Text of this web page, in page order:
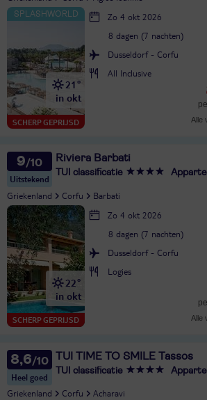
SCHERP GEPRIJSD
21°
in okt
Zo 4 okt 2026
8 dagen (7 nachten)
Dusseldorf - Corfu
All Inclusive
Alle
9
Uitstekend
Riviera Barbati
TUI classificatie
Griekenland Corfu Barbati
SCHERP GEPRIJSD
22°
in okt
Zo 4 okt 2026
8 dagen (7 nachten)
Dusseldorf - Corfu
Logies
Alle
8,6
Heel goed
TUI TIME TO SMILE Tassos
TUI classificatie
Griekenland Corfu Acharavi